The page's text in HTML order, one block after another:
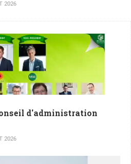
2026
d'administration
2026